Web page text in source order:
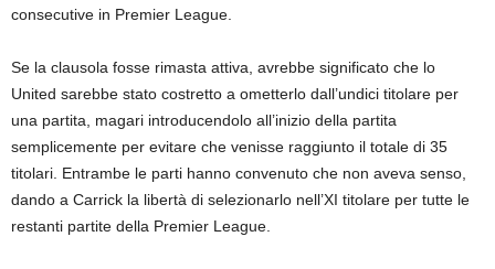
consecutive in Premier League.
Se la clausola fosse rimasta attiva, avrebbe significato che lo
United sarebbe stato costretto a ometterlo dall’undici titolare per
una partita, magari introducendolo all’inizio della partita
semplicemente per evitare che venisse raggiunto il totale di 35
titolari. Entrambe le parti hanno convenuto che non aveva senso,
dando a Carrick la libertà di selezionarlo nell’XI titolare per tutte le
restanti partite della Premier League.